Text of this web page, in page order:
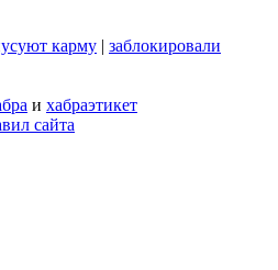
карму | заблокировали
и хабраэтикет
сайта